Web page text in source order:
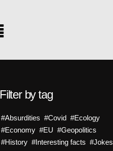
Filter by tag
#Absurdities #Covid #Ecology
#Economy #EU #Geopolitics
#History #Interesting facts #Jokes